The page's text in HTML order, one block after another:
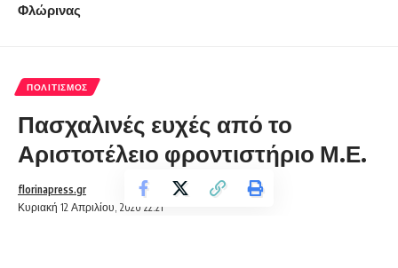
Φλώρινας
ΠΟΛΙΤΙΣΜΌΣ
Πασχαλινές ευχές από το
Αριστοτέλειο φροντιστήριο Μ.Ε.
Κυριακή 12 Απριλίου, 2020 22:21
florinapress.gr